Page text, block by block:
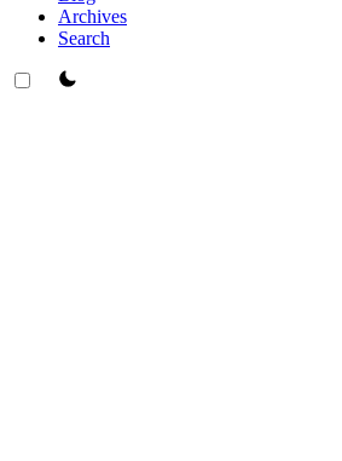
Archives
Search
theme switcher